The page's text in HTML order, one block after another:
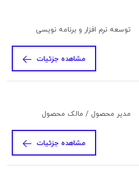
توسعه نرم افزار و برنامه نویسی
مشاهده جزئیات
مدیر محصول / مالک محصول
مشاهده جزئیات